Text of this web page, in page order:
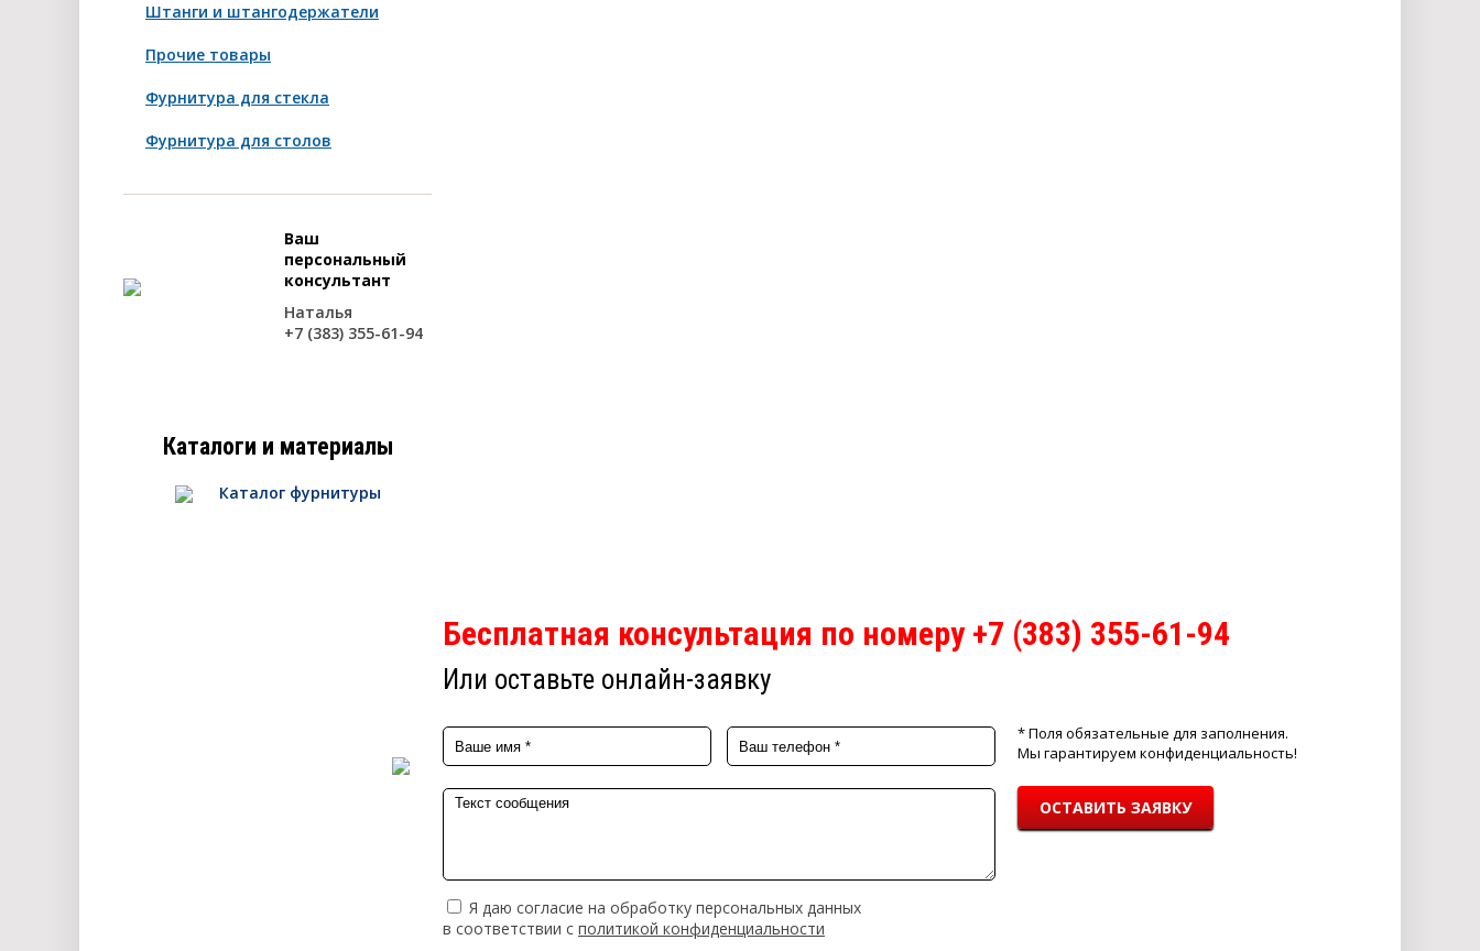
Штанги и штангодержатели
Прочие товары
Фурнитура для стекла
Фурнитура для столов
Ваш
персональный
консультант
Наталья
+7 (383) 355-61-94
Каталоги и материалы
Каталог фурнитуры
Бесплатная консультация по номеру +7 (383) 355-61-94
Или оставьте онлайн-заявку
Я даю согласие на обработку персональных данных
в соответствии с политикой конфиденциальности
* Поля обязательные для заполнения.
Мы гарантируем конфиденциальность!
ОСТАВИТЬ ЗАЯВКУ